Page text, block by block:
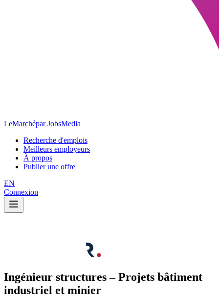
LeMarchépar JobsMedia
Recherche d'emplois
Meilleurs employeurs
À propos
Publier une offre
EN
Connexion
Ingénieur structures – Projets bâtiment
industriel et minier